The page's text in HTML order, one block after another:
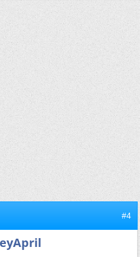
#4